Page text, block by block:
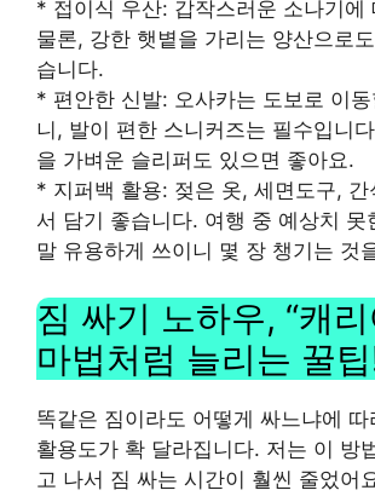
* 접이식 우산: 갑작스러운 소나기에
물론, 강한 햇볕을 가리는 양산으로
습니다.
* 편안한 신발: 오사카는 도보로 이
니, 발이 편한 스니커즈는 필수입니
을 가벼운 슬리퍼도 있으면 좋아요.
* 지퍼백 활용: 젖은 옷, 세면도구, 간
서 담기 좋습니다. 여행 중 예상치 못
말 유용하게 쓰이니 몇 장 챙기는 것
짐 싸기 노하우, “캐
마법처럼 늘리는 꿀팁
똑같은 짐이라도 어떻게 싸느냐에
활용도가 확 달라집니다. 저는 이 방
고 나서 짐 싸는 시간이 훨씬 줄었어